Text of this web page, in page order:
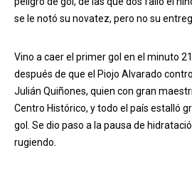
se le notó su novatez, pero no su
Vino a caer el primer gol en el minuto
después de que el Piojo Alvarado
Julián Quiñones, quien con gran
Centro Histórico, y todo el país estalló
gol. Se dio paso a la pausa de
rugiendo.